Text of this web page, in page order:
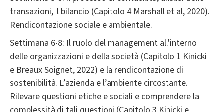
transazioni, il bilancio (Capitolo 4 Marshall et al, 2020).
Rendicontazione sociale e ambientale.
Settimana 6-8: Il ruolo del management all'interno
delle organizzazioni e della società (Capitolo 1 Kinicki
e Breaux Soignet, 2022) e la rendicontazione di
sostenibilità. L’azienda e l’ambiente circostante.
Rilevare questioni etiche e sociali e comprendere la